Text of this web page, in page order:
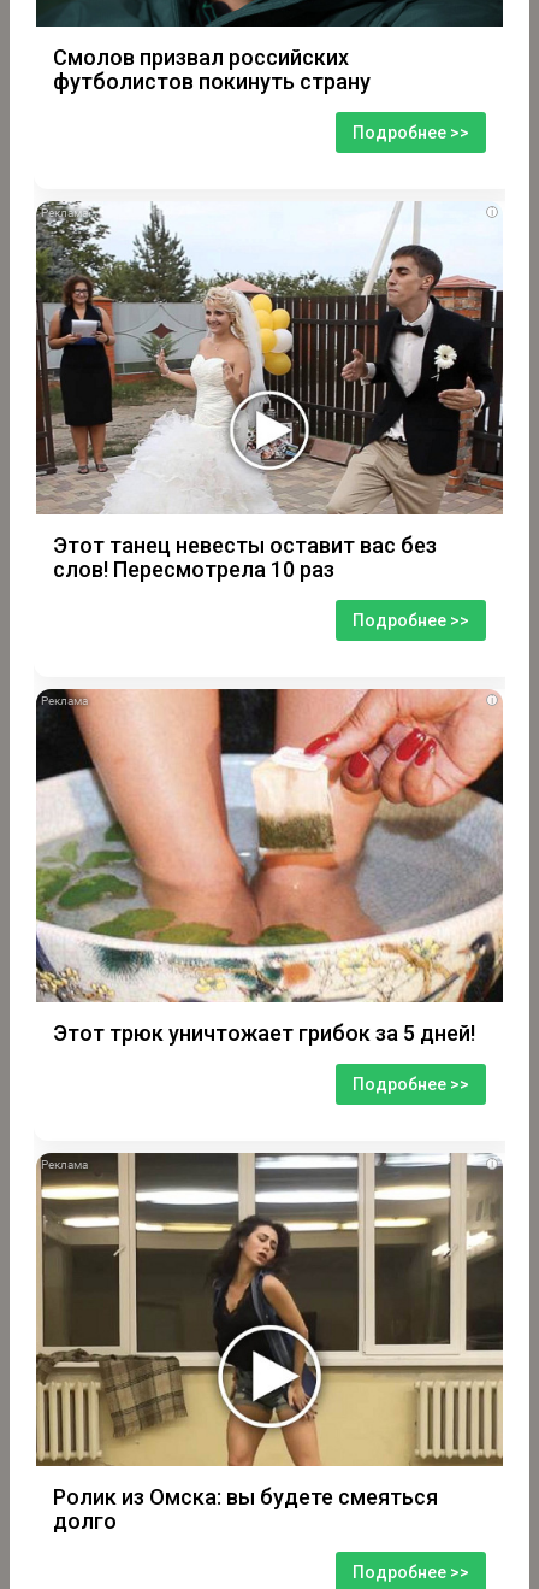
Смолов призвал российских
футболистов покинуть страну
Подробнее >>
i
Этот танец невесты оставит вас без
слов! Пересмотрела 10 раз
Подробнее >>
i
Этот трюк уничтожает грибок за 5 дней!
Подробнее >>
i
Ролик из Омска: вы будете смеяться
долго
Подробнее >>